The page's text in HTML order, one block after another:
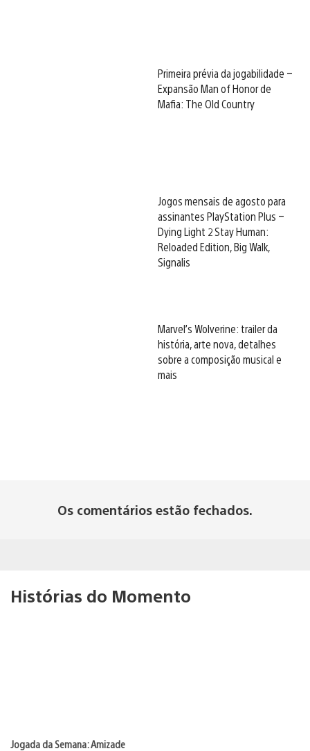
Primeira prévia da jogabilidade –
Expansão Man of Honor de
Mafia: The Old Country
Jogos mensais de agosto para
assinantes PlayStation Plus –
Dying Light 2 Stay Human:
Reloaded Edition, Big Walk,
Signalis
Marvel’s Wolverine: trailer da
história, arte nova, detalhes
sobre a composição musical e
mais
Os comentários estão fechados.
Histórias do Momento
Jogada da Semana: Amizade